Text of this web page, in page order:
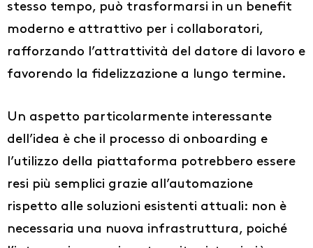
stesso tempo, può trasformarsi in un benefit
moderno e attrattivo per i collaboratori,
rafforzando l’attrattività del datore di lavoro e
favorendo la fidelizzazione a lungo termine.
Un aspetto particolarmente interessante
dell’idea è che il processo di onboarding e
l’utilizzo della piattaforma potrebbero essere
resi più semplici grazie all’automazione
rispetto alle soluzioni esistenti attuali: non è
necessaria una nuova infrastruttura, poiché